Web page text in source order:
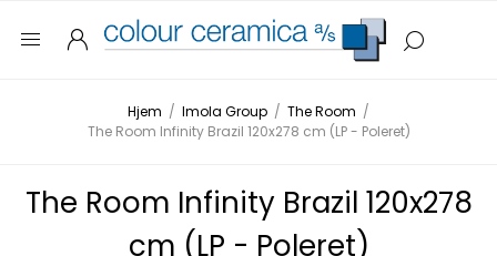
Hjem / Imola Group / The Room /
The Room Infinity Brazil 120x278 cm (LP - Poleret)
The Room Infinity Brazil 120x278
cm (LP - Poleret)